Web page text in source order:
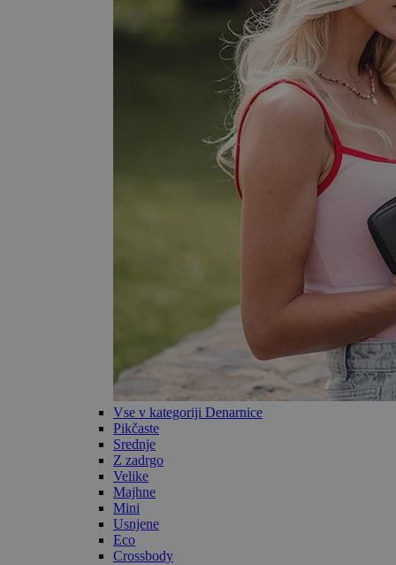
Vse v kategoriji Denarnice
Pikčaste
Srednje
Z zadrgo
Velike
Majhne
Mini
Usnjene
Eco
Crossbody